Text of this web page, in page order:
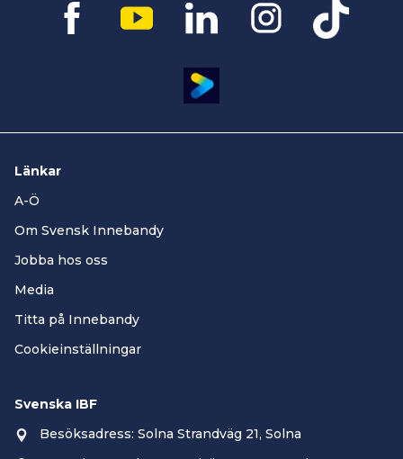
Länkar
A-Ö
Om Svensk Innebandy
Jobba hos oss
Media
Titta på Innebandy
Cookieinställningar
Svenska IBF
Besöksadress: Solna Strandväg 21, Solna